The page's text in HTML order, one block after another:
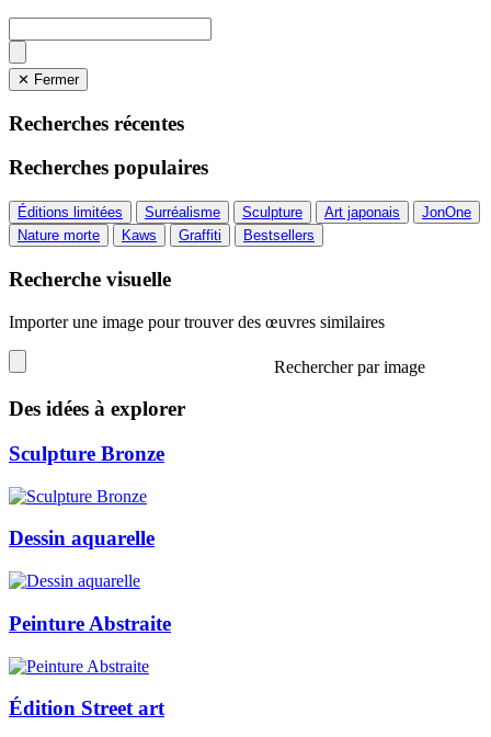
✕ Fermer
Recherches récentes
Recherches populaires
Éditions limitées Surréalisme Sculpture Art japonais
JonOne
Nature morte
Kaws Graffiti Bestsellers
Recherche visuelle
Importer une image pour trouver des œuvres similaires
Rechercher par image
Des idées à explorer
Sculpture Bronze
Dessin aquarelle
Peinture Abstraite
Édition Street art